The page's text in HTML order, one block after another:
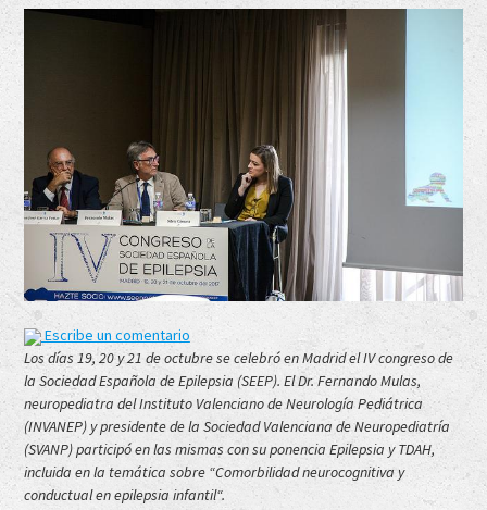
Escribe un comentario
Los días 19, 20 y 21 de octubre se celebró en Madrid el IV congreso de
la Sociedad Española de Epilepsia (SEEP). El Dr. Fernando Mulas,
neuropediatra del Instituto Valenciano de Neurología Pediátrica
(INVANEP) y presidente de la Sociedad Valenciana de Neuropediatría
(SVANP) participó en las mismas con su ponencia Epilepsia y TDAH,
incluida en la temática sobre “Comorbilidad neurocognitiva y
conductual en epilepsia infantil“.